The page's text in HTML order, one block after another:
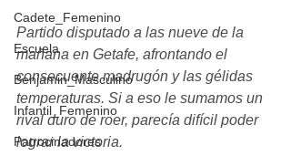
Cadete_Femenino
Escuela
Benjamin_Masculino
Infantil_Femenino
Patrocinadores
Partido disputado a las nueve de la
mañana en Getafe, afrontando el
consecuente madrugón y las gélidas
temperaturas. Si a eso le sumamos un
rival duro de roer, parecía difícil poder
lograr la victoria.